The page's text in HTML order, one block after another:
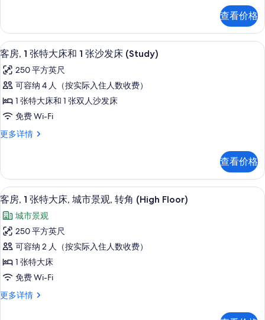
箱
和
微
波
炉,
城
市
景
所
有
照
片
大
床,
冰
和
微
炉,
城
景
信
息
查看价格
显
示
客
房,
1
张
特
床
和
1
张
沙
发
床
(Study)
的
7
客房, 1 张特大床和 1 张沙发床 (Study)
250 平方英尺
可容纳 4 人（按实际入住人数收费）
1 张特大床和 1 张双人沙发床
免费 Wi-Fi
更多详情
客
特
大
床
张
沙
发
床
(Study)
更
多
查看价格
显
示
客
房,
1
张
特
大
5
客房, 1 张特大床, 城市景观, 转角 (High Floor)
城市景观
250 平方英尺
可容纳 2 人（按实际入住人数收费）
1 张特大床
免费 Wi-Fi
更多详情
客